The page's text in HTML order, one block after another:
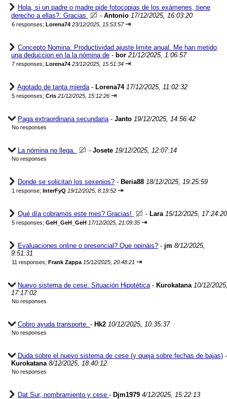
Hola, si un padre o madre pide fotocopias de los exámenes, tiene
derecho a ellas?. Gracias
- Antonio 17/12/2025, 16:03:20
6 responses; Lorena74 23/12/2025, 15:53:57 ⇥
Concepto Nomina: Productividad ajuste limite anual. Me han metido
una deduccion en la la nómina de - bor 21/12/2025, 1:06:57
7 responses; Lorena74 23/12/2025, 15:51:34 ⇥
Agotado de tanta mierda- Lorena74 17/12/2025, 11:02:32
5 responses; Cris 21/12/2025, 15:12:26 ⇥
Paga extraordinaria secundaria- Janto 19/12/2025, 14:56:42
No responses
La nómina no llega. - Josete 19/12/2025, 12:07:14
No responses
Donde se solicitan los sexenios? - Beria88 18/12/2025, 19:25:59
1 response; InterFyQ 19/12/2025, 8:19:52 ⇥
Qué día cobramos este mes? Gracias! - Lara 15/12/2025, 17:24:20
5 responses; GeH_GeH_GeH 17/12/2025, 21:09:35 ⇥
Evaluaciones online o presencial? Que opináis? - jm 8/12/2025,
9:51:31
11 responses; Frank Zappa 15/12/2025, 20:48:21 ⇥
Nuevo sistema de cese: Situación Hipotética- Kurokatana 10/12/
17:17:02
No responses
Cobro ayuda transporte. - Hk2 10/12/2025, 10:35:37
No responses
Duda sobre el nuevo sistema de cese (y queja sobre fechas de bajas) -
Kurokatana 8/12/2025, 18:40:12
No responses
Dat Sur, nombramiento y cese - Djm1979 4/12/2025, 15:22:13